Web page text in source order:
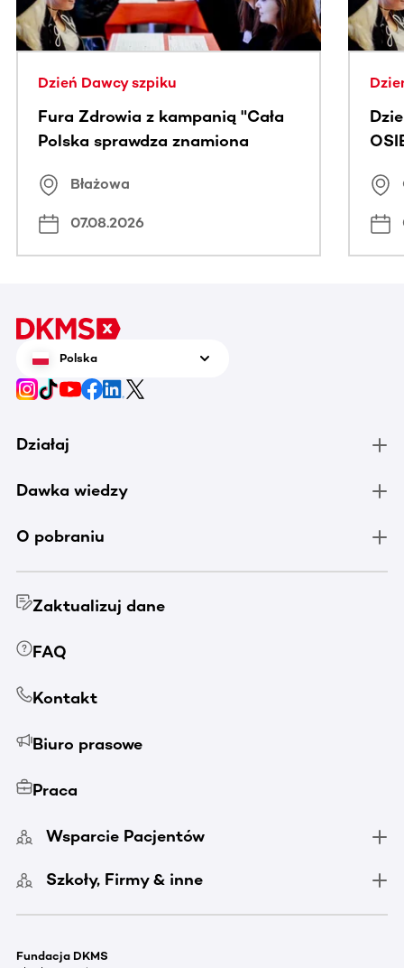
Dzień Dawcy szpiku
Fura Zdrowia z kampanią "Cała
Polska sprawdza znamiona
Błażowa
07.08.2026
Polska
Działaj
Dawka wiedzy
O pobraniu
Zaktualizuj dane
FAQ
Kontakt
Biuro prasowe
Praca
Wsparcie Pacjentów
Szkoły, Firmy & inne
Fundacja DKMS